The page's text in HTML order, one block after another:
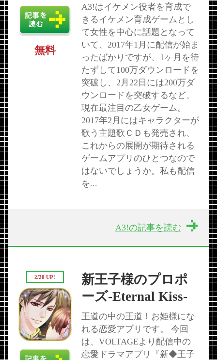
A3!はイケメン役者を育成で
きるイケメン育成ゲームとし
て女性を中心に話題となって
いて、2017年1月に配信が始ま
ったばかりですが、1ヶ月を待
たずして100万ダウンロードを
突破し、2月22日には200万ダ
ウンロードを突破するなど、
現在最注目の乙女ゲーム。
2017年2月にはキャラクターが
歌う主題歌ＣＤも発売され、
これからの展開が期待される
ゲームアプリのひとつなので
はないでしょうか。私も配信
を...
無料
A3!の記事を読む
新王子様のプロポ
ーズ-Eternal Kiss-
王道の中の王道！お姫様にな
れる恋愛アプリです。 今回
は、VOLTAGEより配信中の
恋愛ドラマアプリ『新◆王子
2/20 UP!